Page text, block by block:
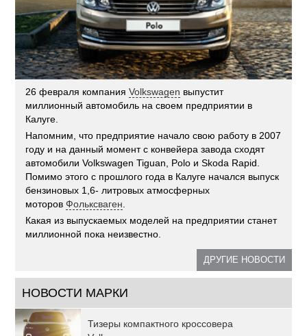
26 февраля компанияVolkswagen выпустит
миллионный автомобиль на своем предприятии в
Калуге.
Напомним, что предприятие начало свою работу в 2007
году и на данный момент с конвейера завода сходят
автомобили Volkswagen Tiguan, Polo и Skoda Rapid.
Помимо этого с прошлого года в Калуге начался выпуск
бензиновых 1,6- литровых атмосферных
моторовФольксваген
Какая из выпускаемых моделей на предприятии станет
миллионной пока неизвестно.
ДРУГИЕ НОВОСТИ
НОВОСТИ МАРКИ
Тизеры компактного кроссовера